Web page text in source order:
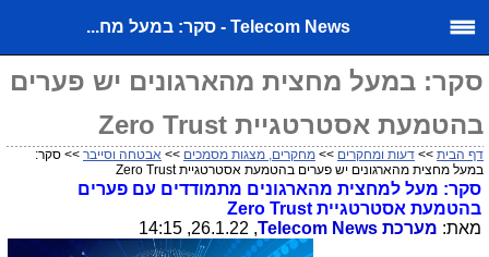
Telecom News - סקר: במעל מח...
סקר: במעל מחצית מהארגונים יש פערים
בהטמעת אסטרטגיית Zero Trust
דף הבית >> דעות ומחקרים >> מחקרים, מצגות מסמכים >> אבטחה וסייבר >> סקר:
במעל מחצית מהארגונים יש פערים בהטמעת אסטרטגיית Zero Trust
סקר: מעל למחצית מהארגונים מתמודדים עם פערים
בהטמעת אסטרטגיית Zero Trust
מאת: מערכת Telecom News
, 26.1.22, 14:15